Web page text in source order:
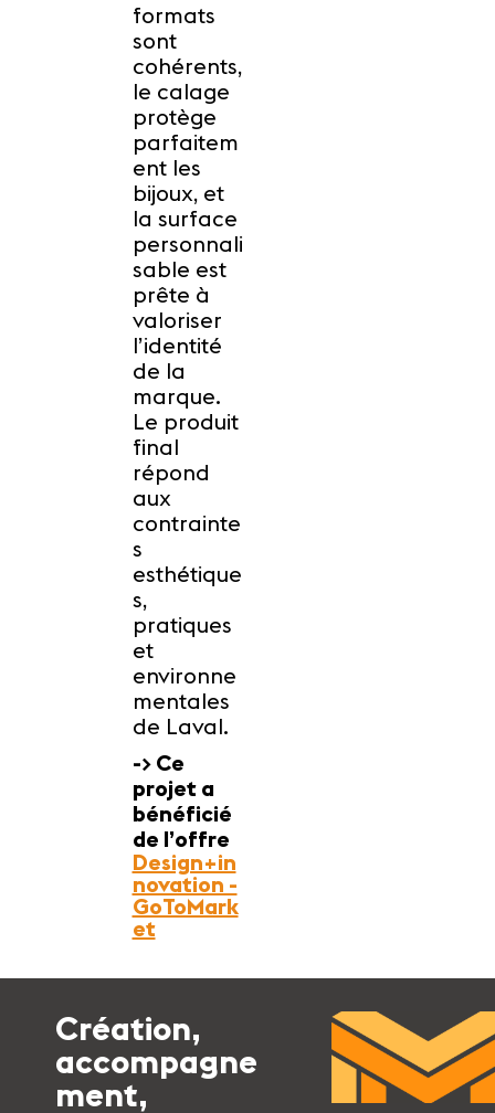
formats
sont
cohérents,
le calage
protège
parfaitem
ent les
bijoux, et
la surface
personnali
sable est
prête à
valoriser
l’identité
de la
marque.
Le produit
final
répond
aux
contrainte
s
esthétique
s,
pratiques
et
environne
mentales
de Laval.
-> Ce
projet a
bénéficié
de l’offre
Design+in
novation -
GoToMark
et
Création,
accompagne
ment,